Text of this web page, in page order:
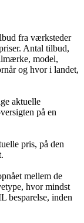
fra værksteder
Antal tilbud,
model,
og hvor i landet,
aktuelle
på en
pris, på den
mellem de
hvor mindst
besparelse, inden